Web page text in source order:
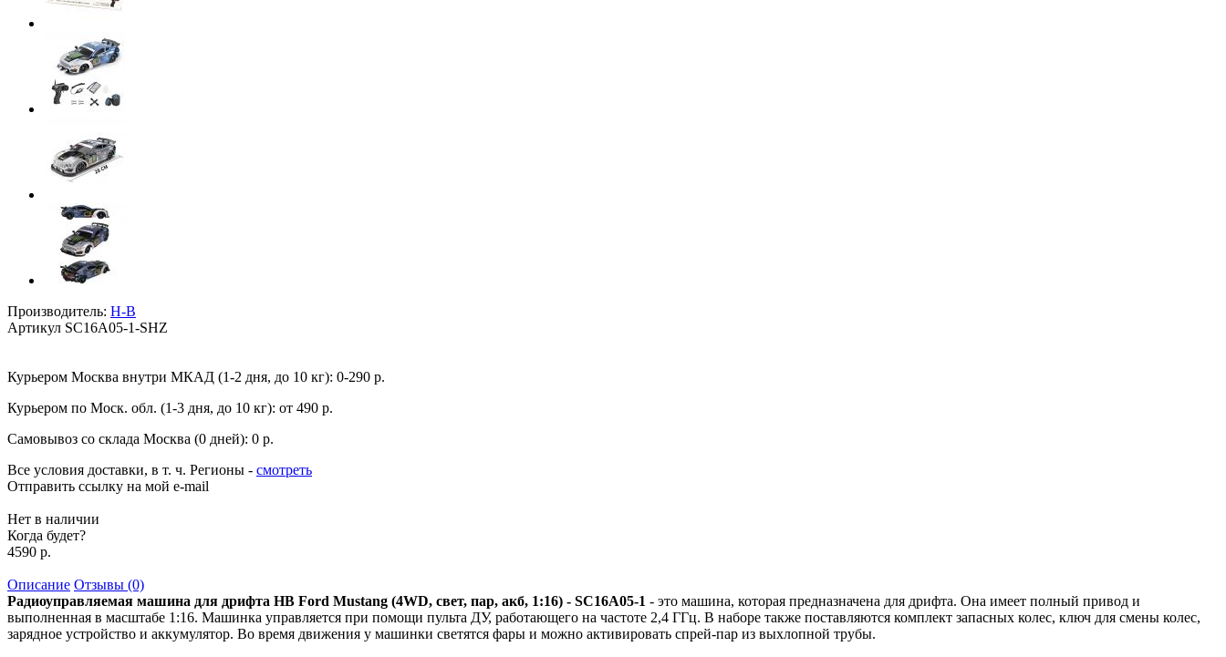
Производитель: H-B
Артикул SC16A05-1-SHZ
Курьером Москва внутри МКАД (1-2 дня, до 10 кг): 0-290 р.
Курьером по Моск. обл. (1-3 дня, до 10 кг): от 490 р.
Самовывоз со склада Москва (0 дней): 0 р.
Все условия доставки, в т. ч. Регионы - смотреть
Отправить ссылку на мой e-mail
Нет в наличии
Когда будет?
4590 р.
Описание Отзывы (0)
Радиоуправляемая машина для дрифта HB Ford Mustang (4WD, свет, пар, акб, 1:16) - SC16A05-1 - это машина, которая предназначена для дрифта. Она имеет полный привод и
выполненная в масштабе 1:16. Машинка управляется при помощи пульта ДУ, работающего на частоте 2,4 ГГц. В наборе также поставляются комплект запасных колес, ключ для смены колес,
зарядное устройство и аккумулятор. Во время движения у машинки светятся фары и можно активировать спрей-пар из выхлопной трубы.